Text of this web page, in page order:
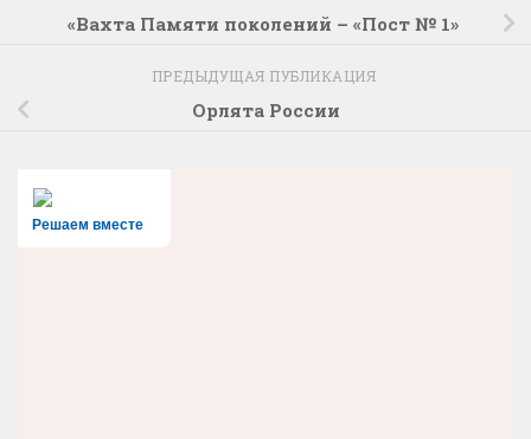
«Вахта Памяти поколений – «Пост № 1»
ПРЕДЫДУЩАЯ ПУБЛИКАЦИЯ
Орлята России
Решаем вместе